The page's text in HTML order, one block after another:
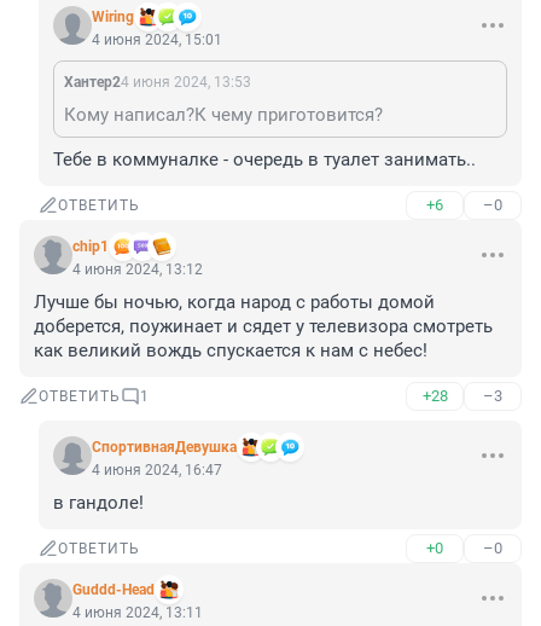
Wiring
4 июня 2024, 15:01
Хантер24 июня 2024, 13:53
Кому написал?К чему приготовится?
Тебе в коммуналке - очередь в туалет занимать..
ОТВЕТИТЬ +6 –0
chip1
4 июня 2024, 13:12
Лучше бы ночью, когда народ с работы домой
доберется, поужинает и сядет у телевизора смотреть
как великий вождь спускается к нам с небес!
ОТВЕТИТЬ 1 +28 –3
СпортивнаяДевушка
4 июня 2024, 16:47
в гандоле!
ОТВЕТИТЬ +0 –0
Guddd-Head
4 июня 2024, 13:11